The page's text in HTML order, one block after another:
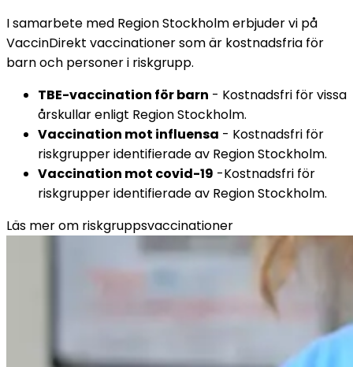
I samarbete med Region Stockholm erbjuder vi på
VaccinDirekt vaccinationer som är kostnadsfria för
barn och personer i riskgrupp.
TBE-vaccination för barn - Kostnadsfri för vissa
årskullar enligt Region Stockholm.
Vaccination mot influensa - Kostnadsfri för
riskgrupper identifierade av Region Stockholm.
Vaccination mot covid-19 -Kostnadsfri för
riskgrupper identifierade av Region Stockholm.
Läs mer om riskgruppsvaccinationer